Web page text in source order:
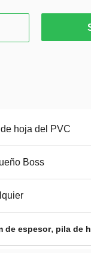
hoja del PVC
Boss
de espesor, pila de